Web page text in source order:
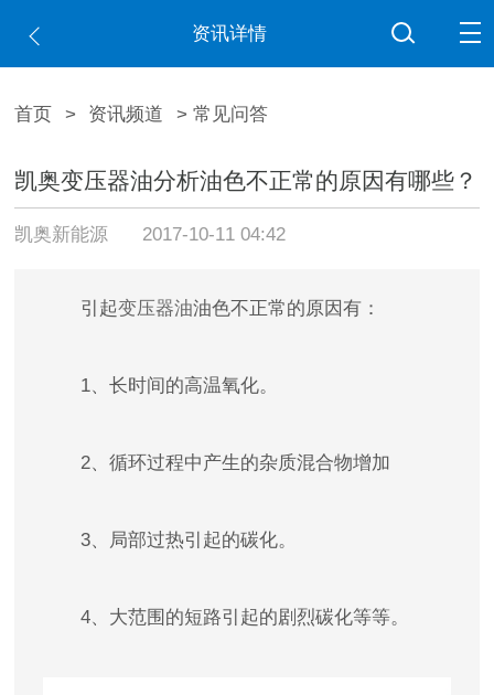
资讯详情
首页 > 资讯频道 > 常见问答
凯奥变压器油分析油色不正常的原因有哪些？
凯奥新能源 2017-10-11 04:42
引起变压器油油色不正常的原因有：
1、长时间的高温氧化。
2、循环过程中产生的杂质混合物增加
3、局部过热引起的碳化。
4、大范围的短路引起的剧烈碳化等等。